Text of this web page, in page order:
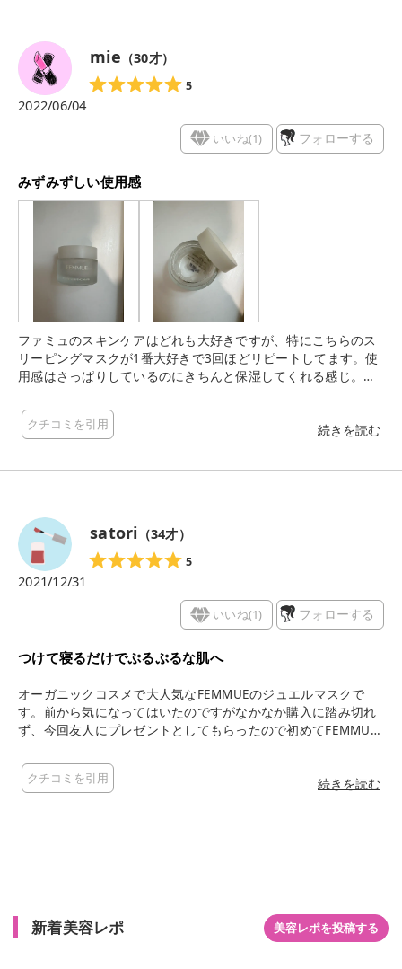
り:あり •上品なローズの香り ●テクスチャー:ややなめらかなテ
クスチャーで肌にさらっとなじみます。 ●使い方:夜、スキンケ
アの最後にパール3粒大を肌にのせ、よくなじませます。スキン
ケアの最後のクリームとしての使用もできます。 •さっぱりと
した使用感がお好みの方:パール1粒大くらい •しっとりとした使
用感がお好みの方:2粒大くらい ●購入場所:公式サイト ●こんな
方におすすめ: •香りの良いスリーピングマスクをお探しの方 •
ベタつかないテクスチャーがお好みの方 •塗って寝るだけのス
たポイント》 ●使用後の肌:★★★★★ 使用した翌朝は化粧のり
が良かったように感じます。 ●使用感:★★★★★ ベタつきにく
が無かったです。 《総評✴︎》 •ローズウォーター スリーピング
マスク: シーズン問わずに使えそうなテクスチャーです。 季節
の変わり目で肌が揺らぎやすい方や乾燥が気になる方におすす
めだと思います。 ほのかに香る上品なローズの香りです。
mie （30才）
5
2022/06/04
いいね(1) フォローする
みずみずしい使用感
ファミュのスキンケアはどれも大好きですが、特にこちらのス
リーピングマスクが1番大好きで3回ほどリピートしてます。使
用感はさっぱりしているのにきちんと保湿してくれる感じ。も
スパが少し悪いかなぁと思います。それ以外は申し分ありませ
ん。
クチコミを引用 続きを読む
satori （34才）
5
2021/12/31
いいね(1) フォローする
つけて寝るだけでぷるぷるな肌へ
オーガニックコスメで大人気なFEMMUEのジュエルマスクで
す。前から気になってはいたのですがなかなか購入に踏み切れ
ず、今回友人にプレゼントとしてもらったので初めてFEMMUE
で十分に塗り広げることができ、夜に塗って寝るだけで翌朝ぷ
るぷるな肌が手に入りました。これを使い始めてから肌荒れが
ーズのいい香りにも癒されるのでおすすめです。
クチコミを引用 続きを読む
新着美容レポ 美容レポを投稿する